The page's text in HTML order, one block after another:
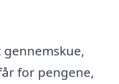
for pengene,